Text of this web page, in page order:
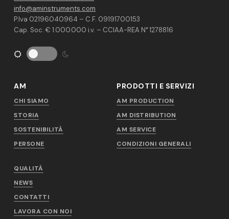
info@aminstruments.com
P.Iva 02196040964 – C.F. 09191700153
Cap. Soc. € 1.000.000 i.v. – CCIAA-REA N° 1278816
AM
CHI SIAMO
STORIA
SOSTENIBILITÀ
PERSONE
PRODOTTI E SERVIZI
AM PRODUCTION
AM DISTRIBUTION
AM SERVICE
CONDIZIONI GENERALI
QUALITÀ
NEWS
CONTATTI
LAVORA CON NOI